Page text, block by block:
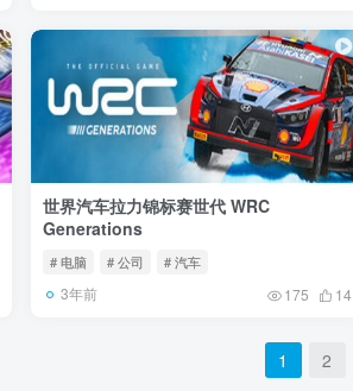
世界汽车拉力锦标赛世代 WRC
Generations
# 电脑 # 公司 # 汽车
3年前 175 14
1 2